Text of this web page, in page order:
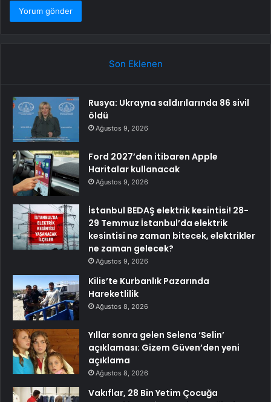
Son Eklenen
Rusya: Ukrayna saldırılarında 86 sivil
öldü
Ağustos 9, 2026
Ford 2027’den itibaren Apple
Haritalar kullanacak
Ağustos 9, 2026
İstanbul BEDAŞ elektrik kesintisi! 28-
29 Temmuz İstanbul’da elektrik
kesintisi ne zaman bitecek, elektrikler
ne zaman gelecek?
Ağustos 9, 2026
Kilis’te Kurbanlık Pazarında
Hareketlilik
Ağustos 8, 2026
Yıllar sonra gelen Selena ‘Selin’
açıklaması: Gizem Güven’den yeni
açıklama
Ağustos 8, 2026
Vakıflar, 28 Bin Yetim Çocuğa